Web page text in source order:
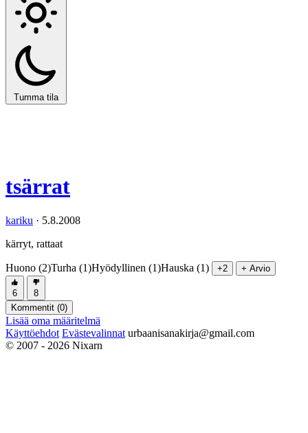
Tumma tila
tsärrat
kariku · 5.8.2008
kärryt, rattaat
Huono (2)Turha (1)Hyödyllinen (1)Hauska (1) +2 + Arvio
6
8
Kommentit (0)
Lisää oma määritelmä
Käyttöehdot Evästevalinnat urbaanisanakirja@gmail.com
© 2007 - 2026 Nixarn